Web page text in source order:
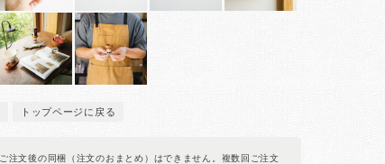
トップページに戻る
ご注文後の同梱（注文のおまとめ）はできません。複数回ご注文